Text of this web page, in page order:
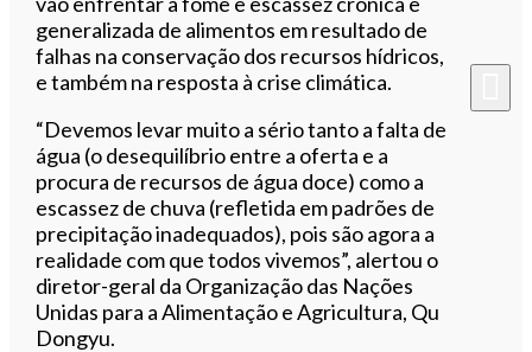
generalizada de alimentos em resultado de
falhas na conservação dos recursos hídricos,
e também na resposta à crise climática.
“Devemos levar muito a sério tanto a falta de
água (o desequilíbrio entre a oferta e a
procura de recursos de água doce) como a
escassez de chuva (refletida em padrões de
precipitação inadequados), pois são agora a
realidade com que todos vivemos”, alertou o
diretor-geral da Organização das Nações
Unidas para a Alimentação e Agricultura, Qu
Dongyu.